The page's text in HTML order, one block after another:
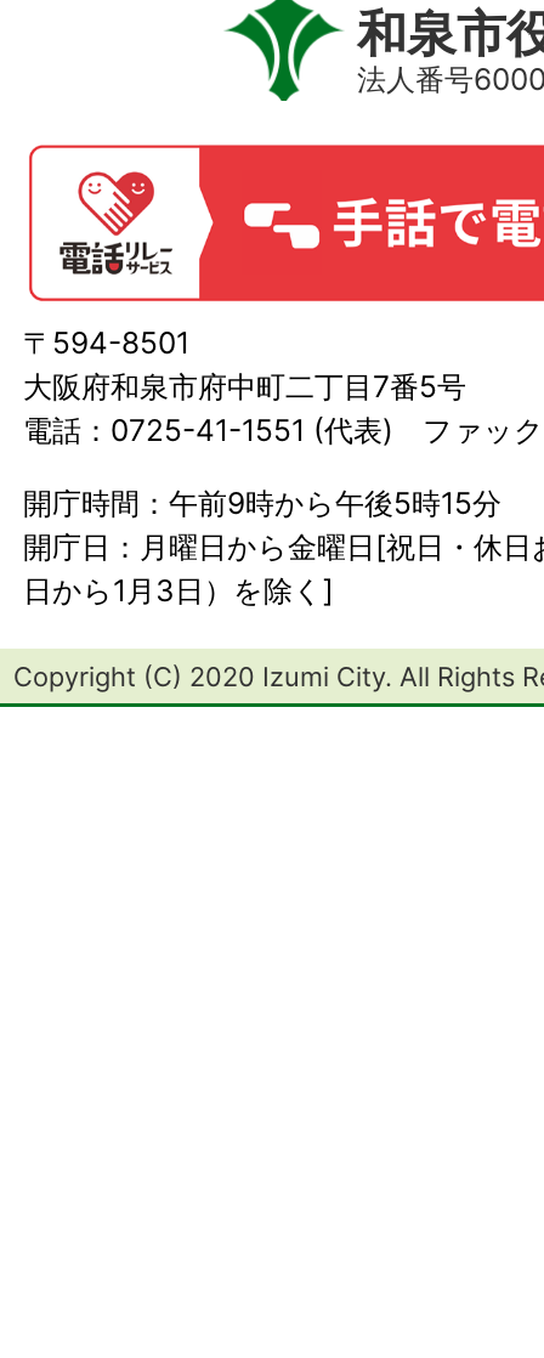
和泉市
法人番号
〒594-8501
大阪府和泉市府中町二丁目7番5号
電話：0725-41-1551 (代表) ファッ
開庁時間：午前9時から午後5時15分
開庁日：月曜日から金曜日[祝日・休
日から1月3日）を除く]
Copyright (C) 2020 Izumi City. All Rights